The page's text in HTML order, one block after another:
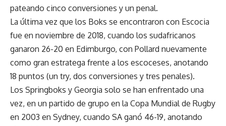
pateando cinco conversiones y un penal.
La última vez que los Boks se encontraron con Escocia
fue en noviembre de 2018, cuando los sudafricanos
ganaron 26-20 en Edimburgo, con Pollard nuevamente
como gran estratega frente a los escoceses, anotando
18 puntos (un try, dos conversiones y tres penales).
Los Springboks y Georgia solo se han enfrentado una
vez, en un partido de grupo en la Copa Mundial de Rugby
en 2003 en Sydney, cuando SA ganó 46-19, anotando